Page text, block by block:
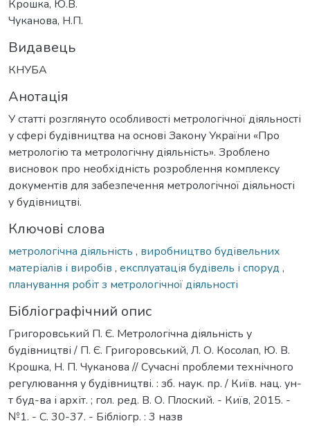
Крошка, Ю.В.
Чуканова, Н.П.
Видавець
КНУБА
Анотація
У статті розглянуто особливості метрологічної діяльності
у сфері будівництва на основі Закону України «Про
метрологію та метрологічну діяльність». Зроблено
висновок про необхідність розроблення комплексу
документів для забезпечення метрологічної діяльності
у будівництві.
Ключові слова
метрологічна діяльність , виробництво будівельних
матеріалів і виробів , експлуатація будівель і споруд ,
планування робіт з метрологічної діяльності
Бібліографічний опис
Григоровський П. Є. Метрологічна діяльність у
будівництві / П. Є. Григоровський, Л. О. Косолап, Ю. В.
Крошка, Н. П. Чуканова // Сучасні проблеми технічного
регулювання у будівництві. : зб. наук. пр. / Київ. нац. ун-
т буд-ва і архіт. ; гол. ред. В. О. Плоский. - Київ, 2015. -
№1. - С. 30-37. - Бібліогр. : 3 назв